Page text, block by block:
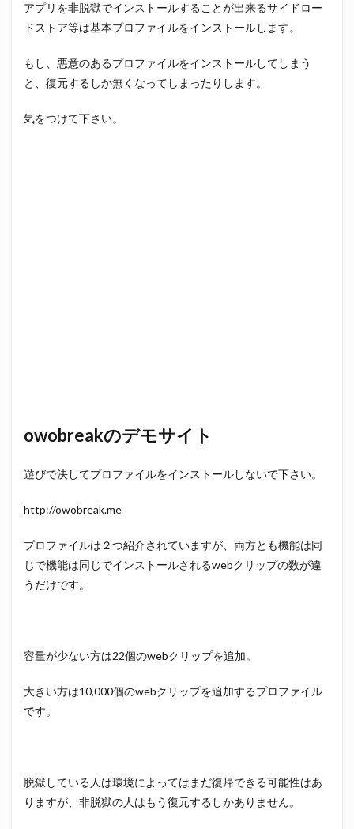
アプリを非脱獄でインストールすることが出来るサイドロー
ドストア等は基本プロファイルをインストールします。
もし、悪意のあるプロファイルをインストールしてしまう
と、復元するしか無くなってしまったりします。
気をつけて下さい。
owobreakのデモサイト
遊びで決してプロファイルをインストールしないで下さい。
http://owobreak.me
プロファイルは２つ紹介されていますが、両方とも機能は同
じで機能は同じでインストールされるwebクリップの数が違
うだけです。
容量が少ない方は22個のwebクリップを追加。
大きい方は10,000個のwebクリップを追加するプロファイル
です。
脱獄している人は環境によってはまだ復帰できる可能性はあ
りますが、非脱獄の人はもう復元するしかありません。